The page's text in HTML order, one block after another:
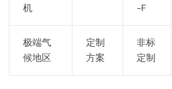
机
-F
极端气
候地区
定制
方案
非标
定制